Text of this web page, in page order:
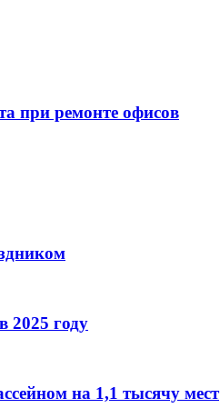
при ремонте офисов
2025 году
на 1,1 тысячу мест